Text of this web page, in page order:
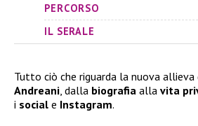
PERCORSO
IL SERALE
Tutto ciò che riguarda la nuova allieva
Andreani , dalla biografia alla vita
i social e Instagram.